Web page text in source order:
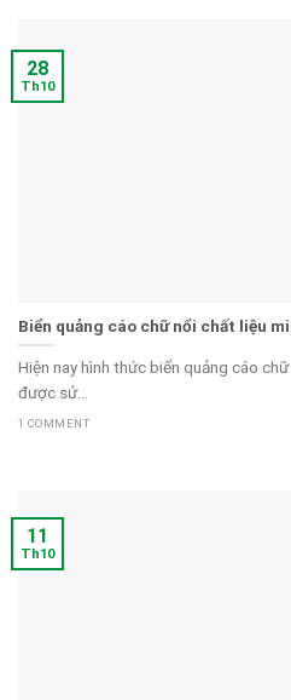
Biển quảng cáo chữ nổi chất liệu
Hiện nay hình thức biển quảng cáo
được sử...
1 COMMENT
28
Th10
11
Th10